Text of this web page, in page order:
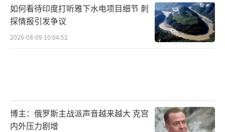
如何看待印度打听雅下水电项目细节 刺
探情报引发争议
2026-08-09 10:04:52
博主：俄罗斯主战派声音越来越大 克宫
内外压力剧增